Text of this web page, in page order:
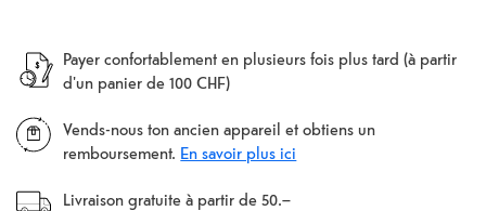
Payer confortablement en plusieurs fois plus tard (à partir
d'un panier de 100 CHF)
Vends-nous ton ancien appareil et obtiens un
remboursement. En savoir plus ici
Livraison gratuite à partir de 50.–